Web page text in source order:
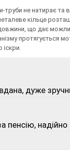
труби не натирає
кільце
що дає
протягується
іскри.
дуже
надійно